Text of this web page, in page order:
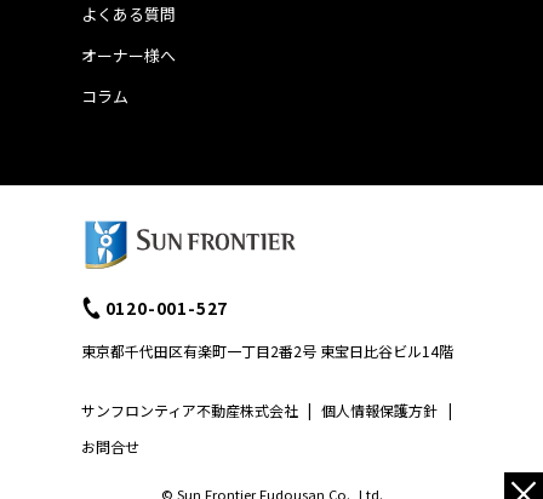
よくある質問
オーナー様へ
コラム
サンフロンティア不動産株式会社 | 個人情報保護方針 |
お問合せ
0120-001-527
東京都千代田区有楽町一丁目2番2号 東宝日比谷ビル14階
© Sun Frontier Fudousan Co., Ltd.